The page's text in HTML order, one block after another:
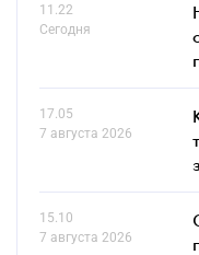
11.22
Сегодня
17.05
7 августа 2026
15.10
7 августа 2026